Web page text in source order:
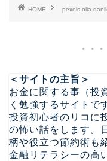
HOME pexels-olia-
＜サイトの主旨＞
お金に関する事（投
く勉強するサイトで
投資初心者のリコに
の怖い話をします。
柄や役立つ節約術も
金融リテラシーの高